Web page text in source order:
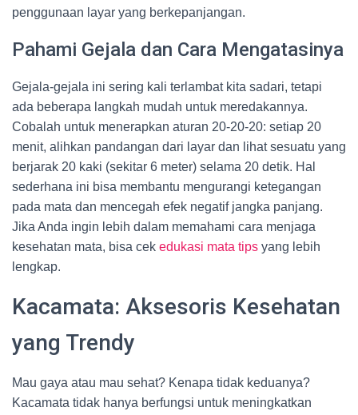
penggunaan layar yang berkepanjangan.
Pahami Gejala dan Cara Mengatasinya
Gejala-gejala ini sering kali terlambat kita sadari, tetapi
ada beberapa langkah mudah untuk meredakannya.
Cobalah untuk menerapkan aturan 20-20-20: setiap 20
menit, alihkan pandangan dari layar dan lihat sesuatu yang
berjarak 20 kaki (sekitar 6 meter) selama 20 detik. Hal
sederhana ini bisa membantu mengurangi ketegangan
pada mata dan mencegah efek negatif jangka panjang.
Jika Anda ingin lebih dalam memahami cara menjaga
kesehatan mata, bisa cek edukasi mata tips yang lebih
lengkap.
Kacamata: Aksesoris Kesehatan
yang Trendy
Mau gaya atau mau sehat? Kenapa tidak keduanya?
Kacamata tidak hanya berfungsi untuk meningkatkan